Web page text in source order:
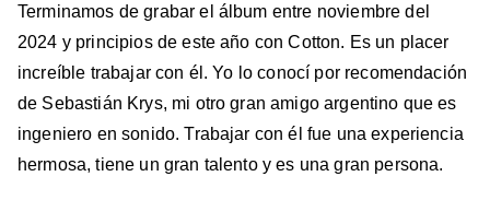
Terminamos de grabar el álbum entre noviembre del
2024 y principios de este año con Cotton. Es un placer
increíble trabajar con él. Yo lo conocí por recomendación
de Sebastián Krys, mi otro gran amigo argentino que es
ingeniero en sonido. Trabajar con él fue una experiencia
hermosa, tiene un gran talento y es una gran persona.